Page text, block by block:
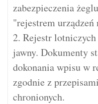
zabezpieczenia
"rejestrem urządzeń
2. Rejestr
jawny. Dokumenty
dokonania wpisu w
zgodnie z
chronionych.